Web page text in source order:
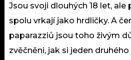
Jsou svoji dlouhých 18 let, ale
spolu vrkají jako hrdličky. A
paparazziů jsou toho živým
zvěčněni, jak si jeden